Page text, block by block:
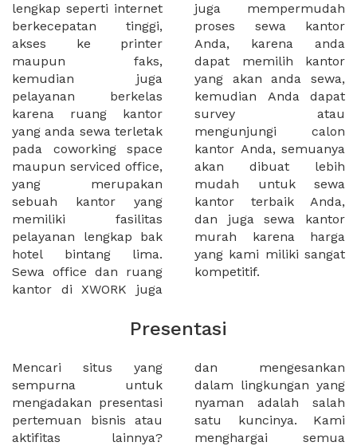
lengkap seperti internet
berkecepatan tinggi,
akses ke printer
maupun faks,
kemudian juga
pelayanan berkelas
karena ruang kantor
yang anda sewa terletak
pada coworking space
maupun serviced office,
yang merupakan
sebuah kantor yang
memiliki fasilitas
pelayanan lengkap bak
hotel bintang lima.
Sewa office dan ruang
kantor di XWORK juga
juga mempermudah
proses sewa kantor
Anda, karena anda
dapat memilih kantor
yang akan anda sewa,
kemudian Anda dapat
survey atau
mengunjungi calon
kantor Anda, semuanya
akan dibuat lebih
mudah untuk sewa
kantor terbaik Anda,
dan juga sewa kantor
murah karena harga
yang kami miliki sangat
kompetitif.
Presentasi
Mencari situs yang
sempurna untuk
mengadakan presentasi
pertemuan bisnis atau
aktifitas lainnya?
dan mengesankan
dalam lingkungan yang
nyaman adalah salah
satu kuncinya. Kami
menghargai semua